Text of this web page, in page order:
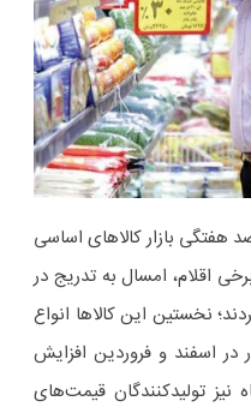
هفتگی بازار کالاهای اساسی
اقلام، امسال به تدریج در
نخستین این کالاها انواع
اسفند و فروردین افزایش
نیز تولیدکنندگان قیمت‌های